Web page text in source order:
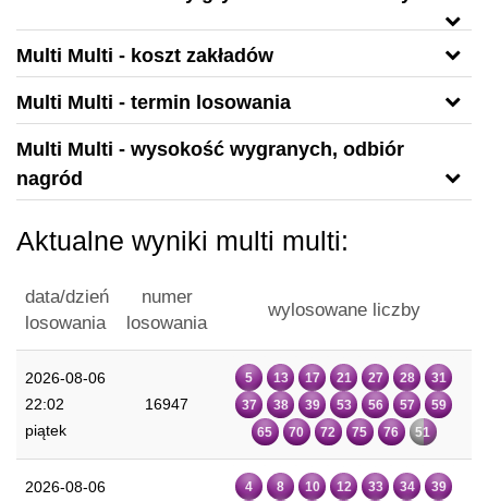
Multi Multi - koszt zakładów
Multi Multi - termin losowania
Multi Multi - wysokość wygranych, odbiór
nagród
Aktualne wyniki multi multi:
data/dzień
losowania
numer
losowania
wylosowane liczby
2026-08-06
22:02
piątek
16947
5 13 17 21 27 28
31
37
38 39 53 56 57
59
65
70 72 75 76 51
2026-08-06
4 8 10 12 33 34
39